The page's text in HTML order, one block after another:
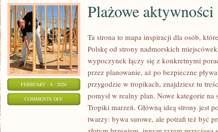
FEBRUARY - 8 - 2026
COMMENTS OFFON
AKTYWNOŚCI
Plażowe aktywności
Ta strona to mapa inspiracji dla osób,
Polskę od strony nadmorskich
wypoczynek łączy się z konkretnymi
przez planowanie, aż po bezpieczne
przygodzie w tropikach, znajdziesz tu
pomysł w realny plan. Nowe kategorie
Tropiki marzeń. Główną ideą strony jest
twarzy: bywa surowe, ale potrafi też być